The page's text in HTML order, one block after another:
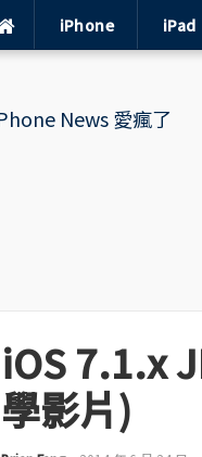
iPhone iPad
iOS 7.1.x
學影片)